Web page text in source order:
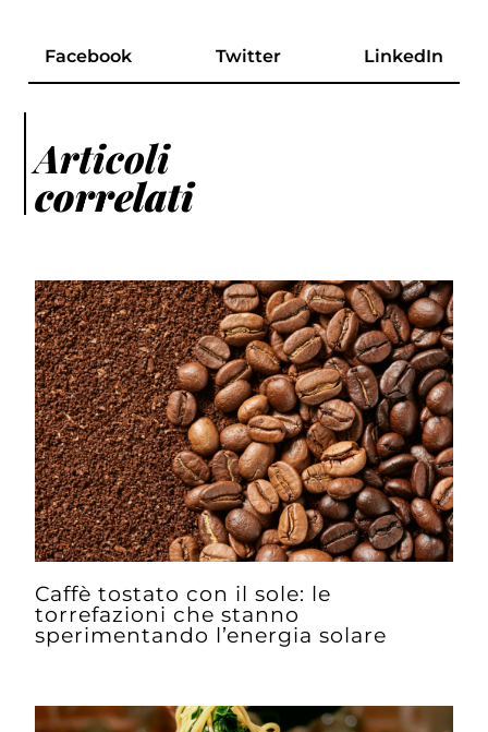
Facebook Twitter LinkedIn
Articoli
correlati
Caffè tostato con il sole: le
torrefazioni che stanno
sperimentando l’energia solare